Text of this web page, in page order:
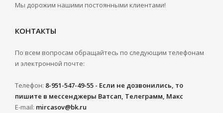
Мы дорожим нашими постоянными клиентами!
КОНТАКТЫ
По всем вопросам обращайтесь по следующим телефонам
и электронной почте:
Телефон: 8-951-547-49-55 - Если не дозвонились, то
пишите в мессенджеры Ватсап, Телеграмм, Макс
E-mail: mircasov@bk.ru